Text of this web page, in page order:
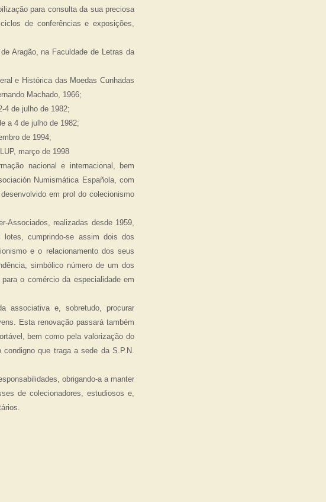
para consulta da sua preciosa
de conferências e exposições,
Aragão, na Faculdade de Letras da
e Histórica das Moedas Cunhadas
Machado, 1966;
4 de julho de 1982;
a 4 de julho de 1982;
de 1994;
março de 1998
nacional e internacional, bem
Numismática Española, com
em prol do colecionismo
Associados, realizadas desde 1959,
cumprindo-se assim dois dos
e o relacionamento dos seus
simbólico número de um dos
o comércio da especialidade em
associativa e, sobretudo, procurar
Esta renovação passará também
bem como pela valorização do
que traga a sede da S.P.N.
obrigando-a a manter
de colecionadores, estudiosos e,